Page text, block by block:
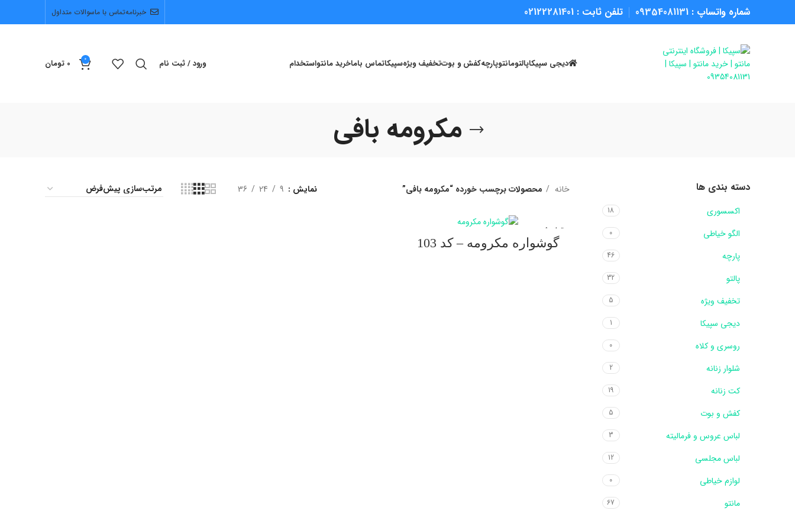
شماره واتساپ : 09354081131 تلفن ثابت : 02122281401 خبرنامهتماس با ماسوالات متداول
دیجی سپیکاپالتومانتوپارچهکفش و بوتتخفیف ویژهسپیکاتماس باماخرید مانتواستخدام ورود / ثبت نام 0
0 تومان
مکرومه بافی
دسته بندی ها
اکسسوری 18
الگو خیاطی 0
پارچه 46
پالتو 32
تخفیف ویژه 5
دیجی سپیکا 1
روسری و کلاه 0
شلوار زنانه 2
کت زنانه 19
کفش و بوت 5
لباس عروس و فرمالیته 3
لباس مجلسی 12
لوازم خیاطی 0
مانتو 67
خانه محصولات برچسب خورده “مکرومه بافی” نمایش 9
24
36
تمام شده اطلاعات بیشتر
گوشواره مکرومه – کد 103